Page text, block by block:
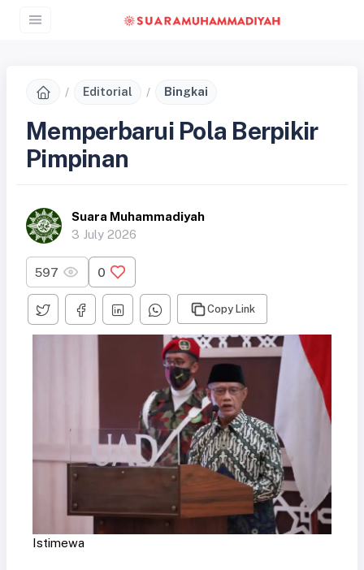
Editorial Bingkai
Memperbarui Pola Berpikir
Pimpinan
Suara Muhammadiyah
3 July 2026
597 0
Copy Link
Istimewa